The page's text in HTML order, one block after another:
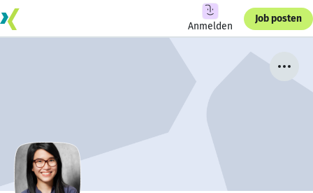
Anmelden
Job posten